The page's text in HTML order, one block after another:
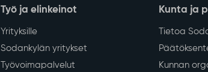
Työ ja elinkeinot
Yrityksille
Sodankylän yritykset
Työvoimapalvelut
Kunta ja
Tietoa
Kunnan